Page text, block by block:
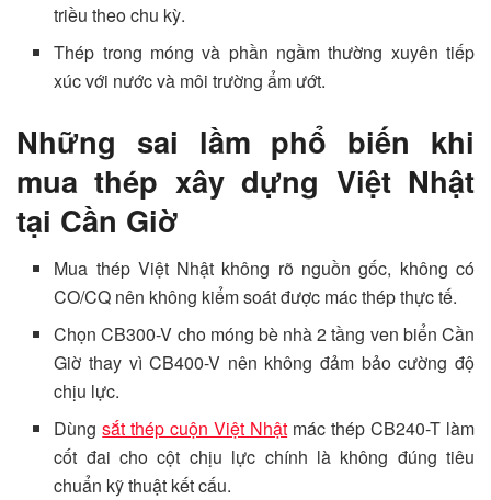
triều theo chu kỳ.
Thép trong móng và phần ngầm thường xuyên tiếp
xúc với nước và môi trường ẩm ướt.
Những sai lầm phổ biến khi
mua thép xây dựng Việt Nhật
tại Cần Giờ
Mua thép Việt Nhật không rõ nguồn gốc, không có
CO/CQ nên không kiểm soát được mác thép thực tế.
Chọn CB300-V cho móng bè nhà 2 tầng ven biển Cần
Giờ thay vì CB400-V nên không đảm bảo cường độ
chịu lực.
Dùngsắt thép cuộn Việt Nhật mác thép CB240-T làm
cốt đai cho cột chịu lực chính là không đúng tiêu
chuẩn kỹ thuật kết cấu.